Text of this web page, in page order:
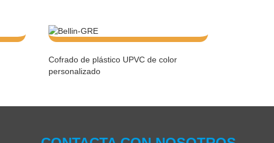
Cofrado de plástico UPVC de color
personalizado